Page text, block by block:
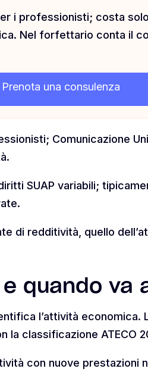
i professionisti; costa
Nel forfettario conta il
Prenota una consulenza
Comunicazione
SUAP variabili;
di redditività, quello
e quando va
l’attività economica.
la classificazione ATECO
con nuove